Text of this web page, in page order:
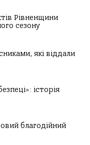
Рівненщини
сезону
які віддали
історія
благодійний